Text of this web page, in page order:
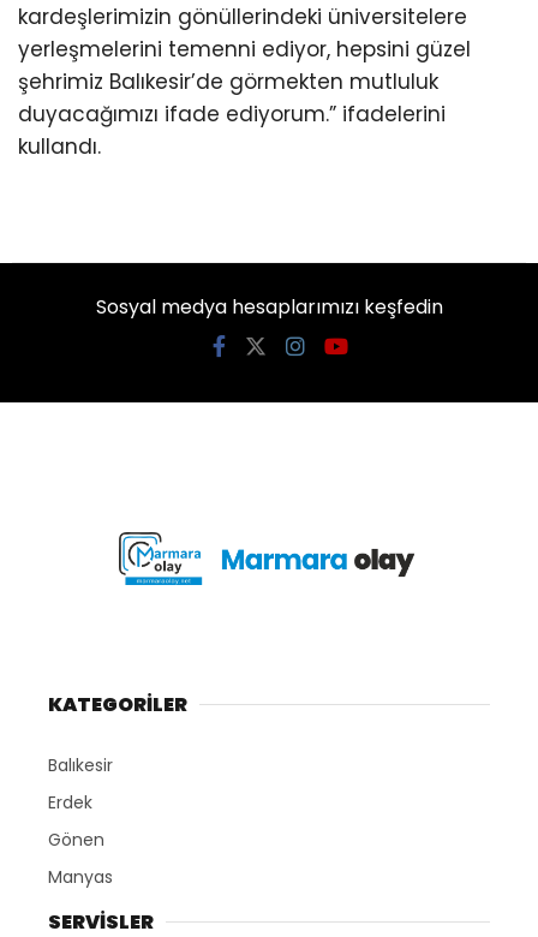
kardeşlerimizin gönüllerindeki üniversitelere
yerleşmelerini temenni ediyor, hepsini güzel
şehrimiz Balıkesir’de görmekten mutluluk
duyacağımızı ifade ediyorum.” ifadelerini
kullandı.
Sosyal medya hesaplarımızı keşfedin
KATEGORİLER
Balıkesir
Erdek
Gönen
Manyas
SERVİSLER